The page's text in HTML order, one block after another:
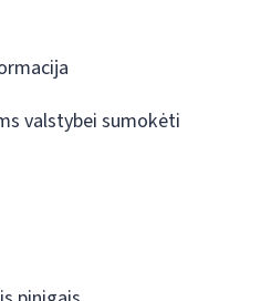
valstybei sumokėti